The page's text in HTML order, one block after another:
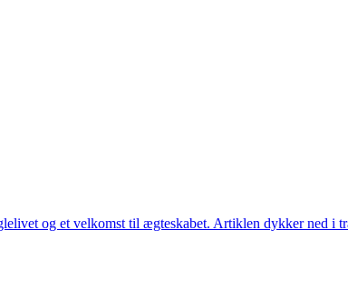
og et velkomst til ægteskabet. Artiklen dykker ned i